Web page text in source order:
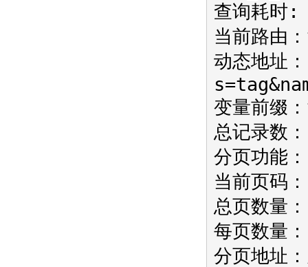
查询耗时
当前路由
动态地址
变量前缀
总记录数
分页功能
当前页码
总页数量
每页数量
分页地址